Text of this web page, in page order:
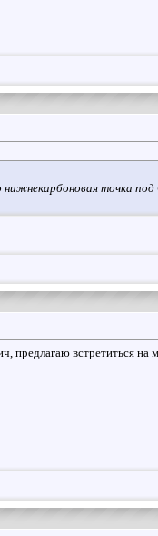
нижнекарбоновая точка
встретиться на